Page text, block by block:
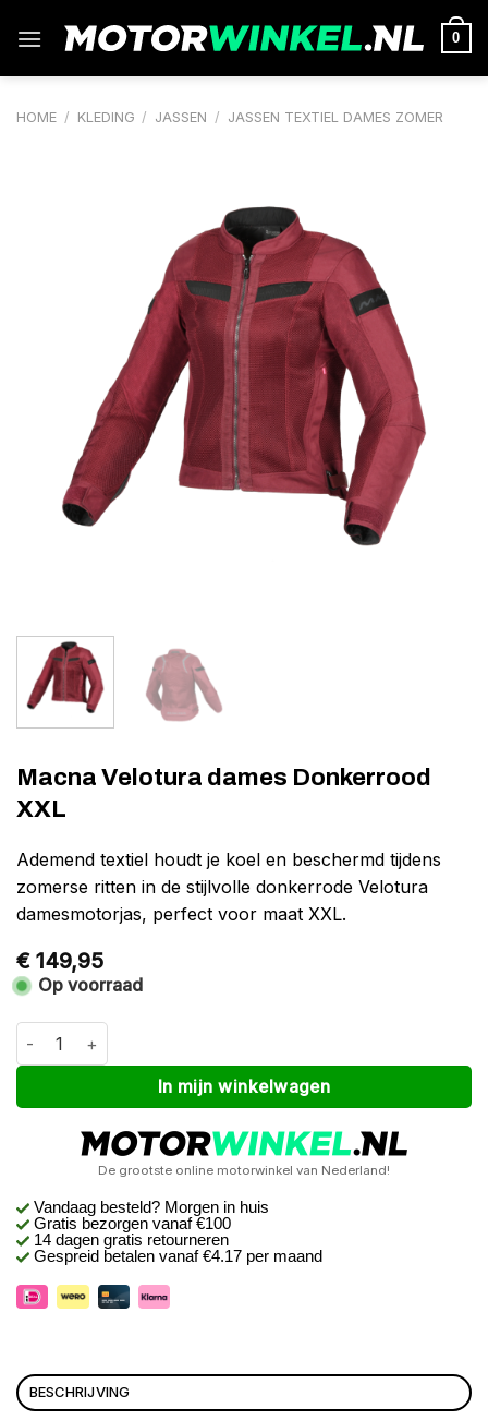
naar
0
HOME / KLEDING / JASSEN / JASSEN TEXTIEL DAMES ZOMER
Macna Velotura dames Donkerrood
XXL
Ademend textiel houdt je koel en beschermd tijdens
zomerse ritten in de stijlvolle donkerrode Velotura
damesmotorjas, perfect voor maat XXL.
€ 149,95
Op voorraad
Macna Velotura dames Donkerrood XXL aantal
In mijn winkelwagen
Alternative:
De grootste online motorwinkel van Nederland!
Vandaag besteld? Morgen in huis
Gratis bezorgen vanaf €100
14 dagen gratis retourneren
Gespreid betalen vanaf €4.17 per maand
BESCHRIJVING